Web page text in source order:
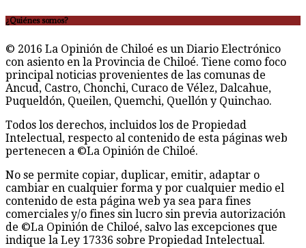
¿Quiénes somos?
© 2016 La Opinión de Chiloé es un Diario Electrónico
con asiento en la Provincia de Chiloé. Tiene como foco
principal noticias provenientes de las comunas de
Ancud, Castro, Chonchi, Curaco de Vélez, Dalcahue,
Puqueldón, Queilen, Quemchi, Quellón y Quinchao.
Todos los derechos, incluidos los de Propiedad
Intelectual, respecto al contenido de esta páginas web
pertenecen a ©La Opinión de Chiloé.
No se permite copiar, duplicar, emitir, adaptar o
cambiar en cualquier forma y por cualquier medio el
contenido de esta página web ya sea para fines
comerciales y/o fines sin lucro sin previa autorización
de ©La Opinión de Chiloé, salvo las excepciones que
indique la Ley 17336 sobre Propiedad Intelectual.